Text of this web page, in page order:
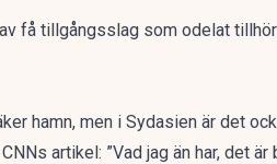
få tillgångsslag som odelat
hamn, men i Sydasien är det
artikel: ”Vad jag än har, det